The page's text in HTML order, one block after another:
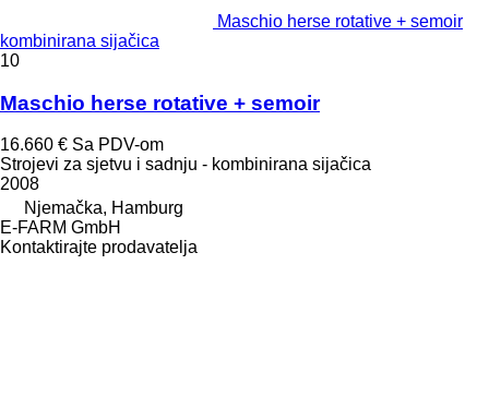
Maschio herse rotative + semoir
kombinirana sijačica
10
Maschio herse rotative + semoir
16.660 € Sa PDV-om
Strojevi za sjetvu i sadnju - kombinirana sijačica
2008
Njemačka, Hamburg
E-FARM GmbH
Kontaktirajte prodavatelja